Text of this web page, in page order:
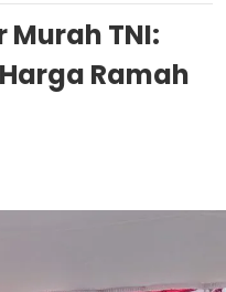
Murah TNI:
Ramah